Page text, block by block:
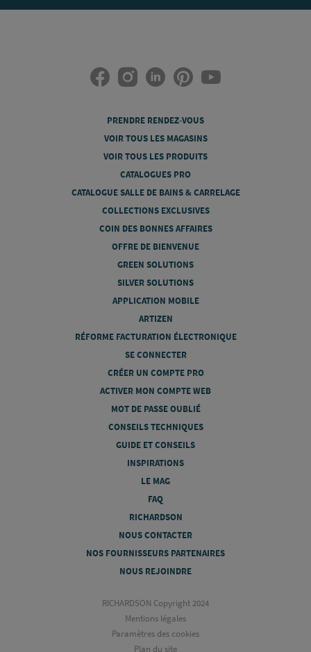
PRENDRE RENDEZ-VOUS
VOIR TOUS LES MAGASINS
VOIR TOUS LES PRODUITS
CATALOGUES PRO
CATALOGUE SALLE DE BAINS & CARRELAGE
COLLECTIONS EXCLUSIVES
COIN DES BONNES AFFAIRES
OFFRE DE BIENVENUE
GREEN SOLUTIONS
SILVER SOLUTIONS
APPLICATION MOBILE
ARTIZEN
RÉFORME FACTURATION ÉLECTRONIQUE
SE CONNECTER
CRÉER UN COMPTE PRO
ACTIVER MON COMPTE WEB
MOT DE PASSE OUBLIÉ
CONSEILS TECHNIQUES
GUIDE ET CONSEILS
INSPIRATIONS
LE MAG
FAQ
RICHARDSON
NOUS CONTACTER
NOS FOURNISSEURS PARTENAIRES
NOUS REJOINDRE
RICHARDSON Copyright 2024
Mentions légales
Paramètres des cookies
Plan du site